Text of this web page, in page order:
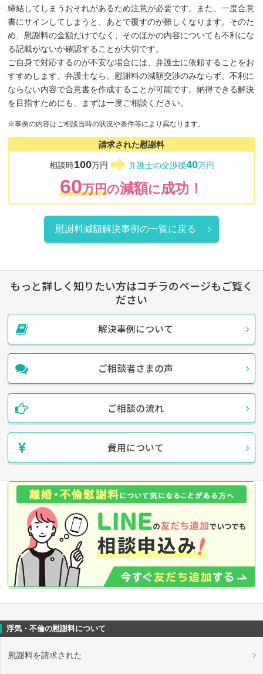
締結してしまうおそれがあるため注意が必要です。また、一度合意
書にサインしてしまうと、あとで覆すのが難しくなります。そのた
め、慰謝料の金額だけでなく、そのほかの内容についても不利にな
る記載がないか確認することが大切です。
ご自身で対応するのが不安な場合には、弁護士に依頼することをお
すすめします。弁護士なら、慰謝料の減額交渉のみならず、不利に
ならない内容で合意書を作成することが可能です。納得できる解決
を目指すためにも、まずは一度ご相談ください。
※事例の内容はご相談当時の状況や条件等により異なります。
請求された慰謝料
相談時100万円 弁護士の交渉後40万円
60万円の減額に成功！
慰謝料減額解決事例の一覧に戻る
もっと詳しく知りたい方はコチラのページもご覧く
ださい
解決事例について
ご相談者さまの声
ご相談の流れ
費用について
浮気・不倫の慰謝料について
慰謝料を請求された